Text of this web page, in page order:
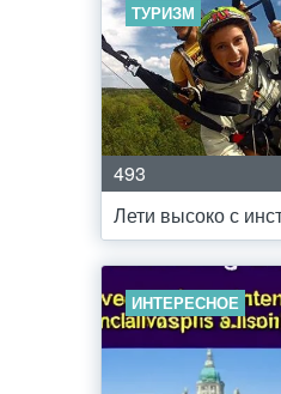
ТУРИЗМ
493
Лети высоко с
ИНТЕРЕСНОЕ